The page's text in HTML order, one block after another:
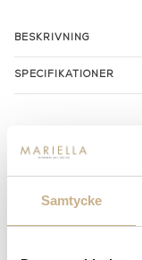
Samtycke
BESKRIVNING
SPECIFIKATIONER
MER FRÅN SLIM